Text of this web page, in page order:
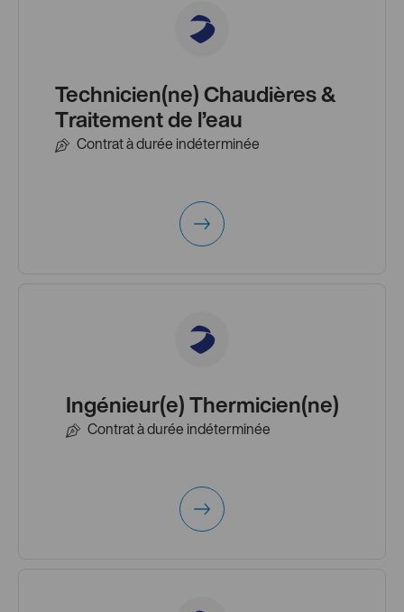
Technicien(ne) Chaudières &
Traitement de l’eau
Contrat à durée indéterminée
Ingénieur(e) Thermicien(ne)
Contrat à durée indéterminée